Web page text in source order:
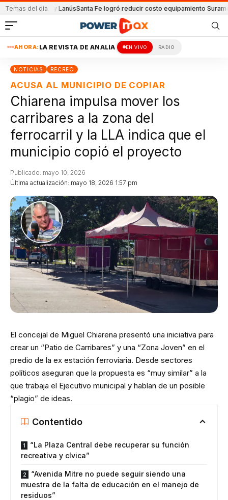
Temas del día
y LanúsSanta Fe logró reducir costo equipamiento Suramericanos
AHORA: LA REVISTA DE ANALÍA EN VIVO RADIO
NOTICIAS RECREO
ACUSA AL MUNICIPIO DE COPIAR
Chiarena impulsa mover los
carribares a la zona del
ferrocarril y la LLA indica que el
municipio copió el proyecto
Última actualización: mayo 18, 2026 1:57 pm
Publicado: mayo 10, 2026
El concejal de Miguel Chiarena presentó una iniciativa para
crear un “Patio de Carribares” y una “Zona Joven” en el
predio de la ex estación ferroviaria. Desde sectores
políticos aseguran que la propuesta es “muy similar” a la
que trabaja el Ejecutivo municipal y hablan de un posible
“plagio” de ideas.
Contentido
“La Plaza Central debe recuperar su función
recreativa y cívica”
“Avenida Mitre no puede seguir siendo una
muestra de la falta de educación en el manejo de
residuos”